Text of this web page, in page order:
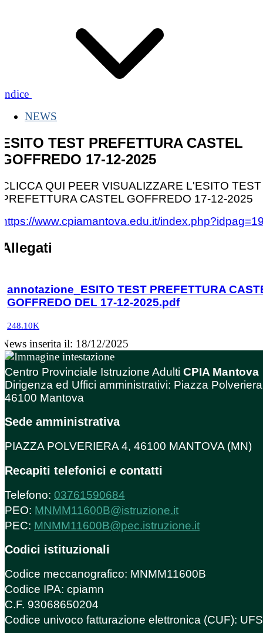
Indice
NEWS
ESITO TEST PREFETTURA CASTEL
GOFFREDO 17-12-2025
CLICCA QUI PEER VISUALIZZARE L'ESITO TEST
PREFETTURA CASTEL GOFFREDO 17-12-2025
https://www.cpiamantova.edu.it/
Allegati
annotazione_ESITO TEST PREFETTURA
GOFFREDO DEL 17-12-2025.pdf
248.10K
News inserita il: 18/12/2025
Centro Provinciale Istruzione Adulti CPIA Mantova
Dirigenza ed Uffici amministrativi: Piazza
46100 Mantova
Sede amministrativa
PIAZZA POLVERIERA 4, 46100 MANTOVA (MN)
Recapiti telefonici e contatti
Telefono: 03761590684
PEO: MNMM11600B@istruzione.it
PEC: MNMM11600B@pec.istruzione.it
Codici istituzionali
Codice meccanografico: MNMM11600B
Codice IPA: cpiamn
C.F. 93068650204
Codice univoco fatturazione elettronica (CUF):